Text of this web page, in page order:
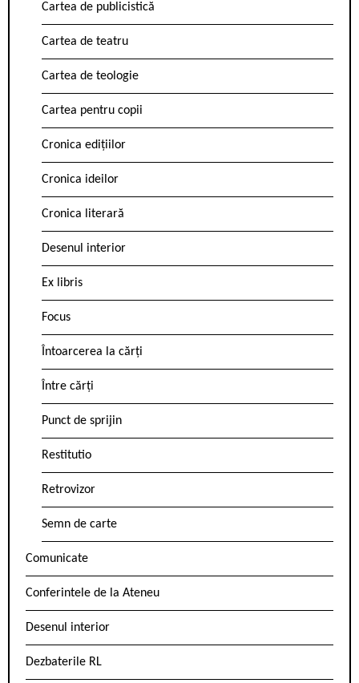
Cartea de publicistică
Cartea de teatru
Cartea de teologie
Cartea pentru copii
Cronica edițiilor
Cronica ideilor
Cronica literară
Desenul interior
Ex libris
Focus
Întoarcerea la cărți
Între cărți
Punct de sprijin
Restitutio
Retrovizor
Semn de carte
Comunicate
Conferintele de la Ateneu
Desenul interior
Dezbaterile RL